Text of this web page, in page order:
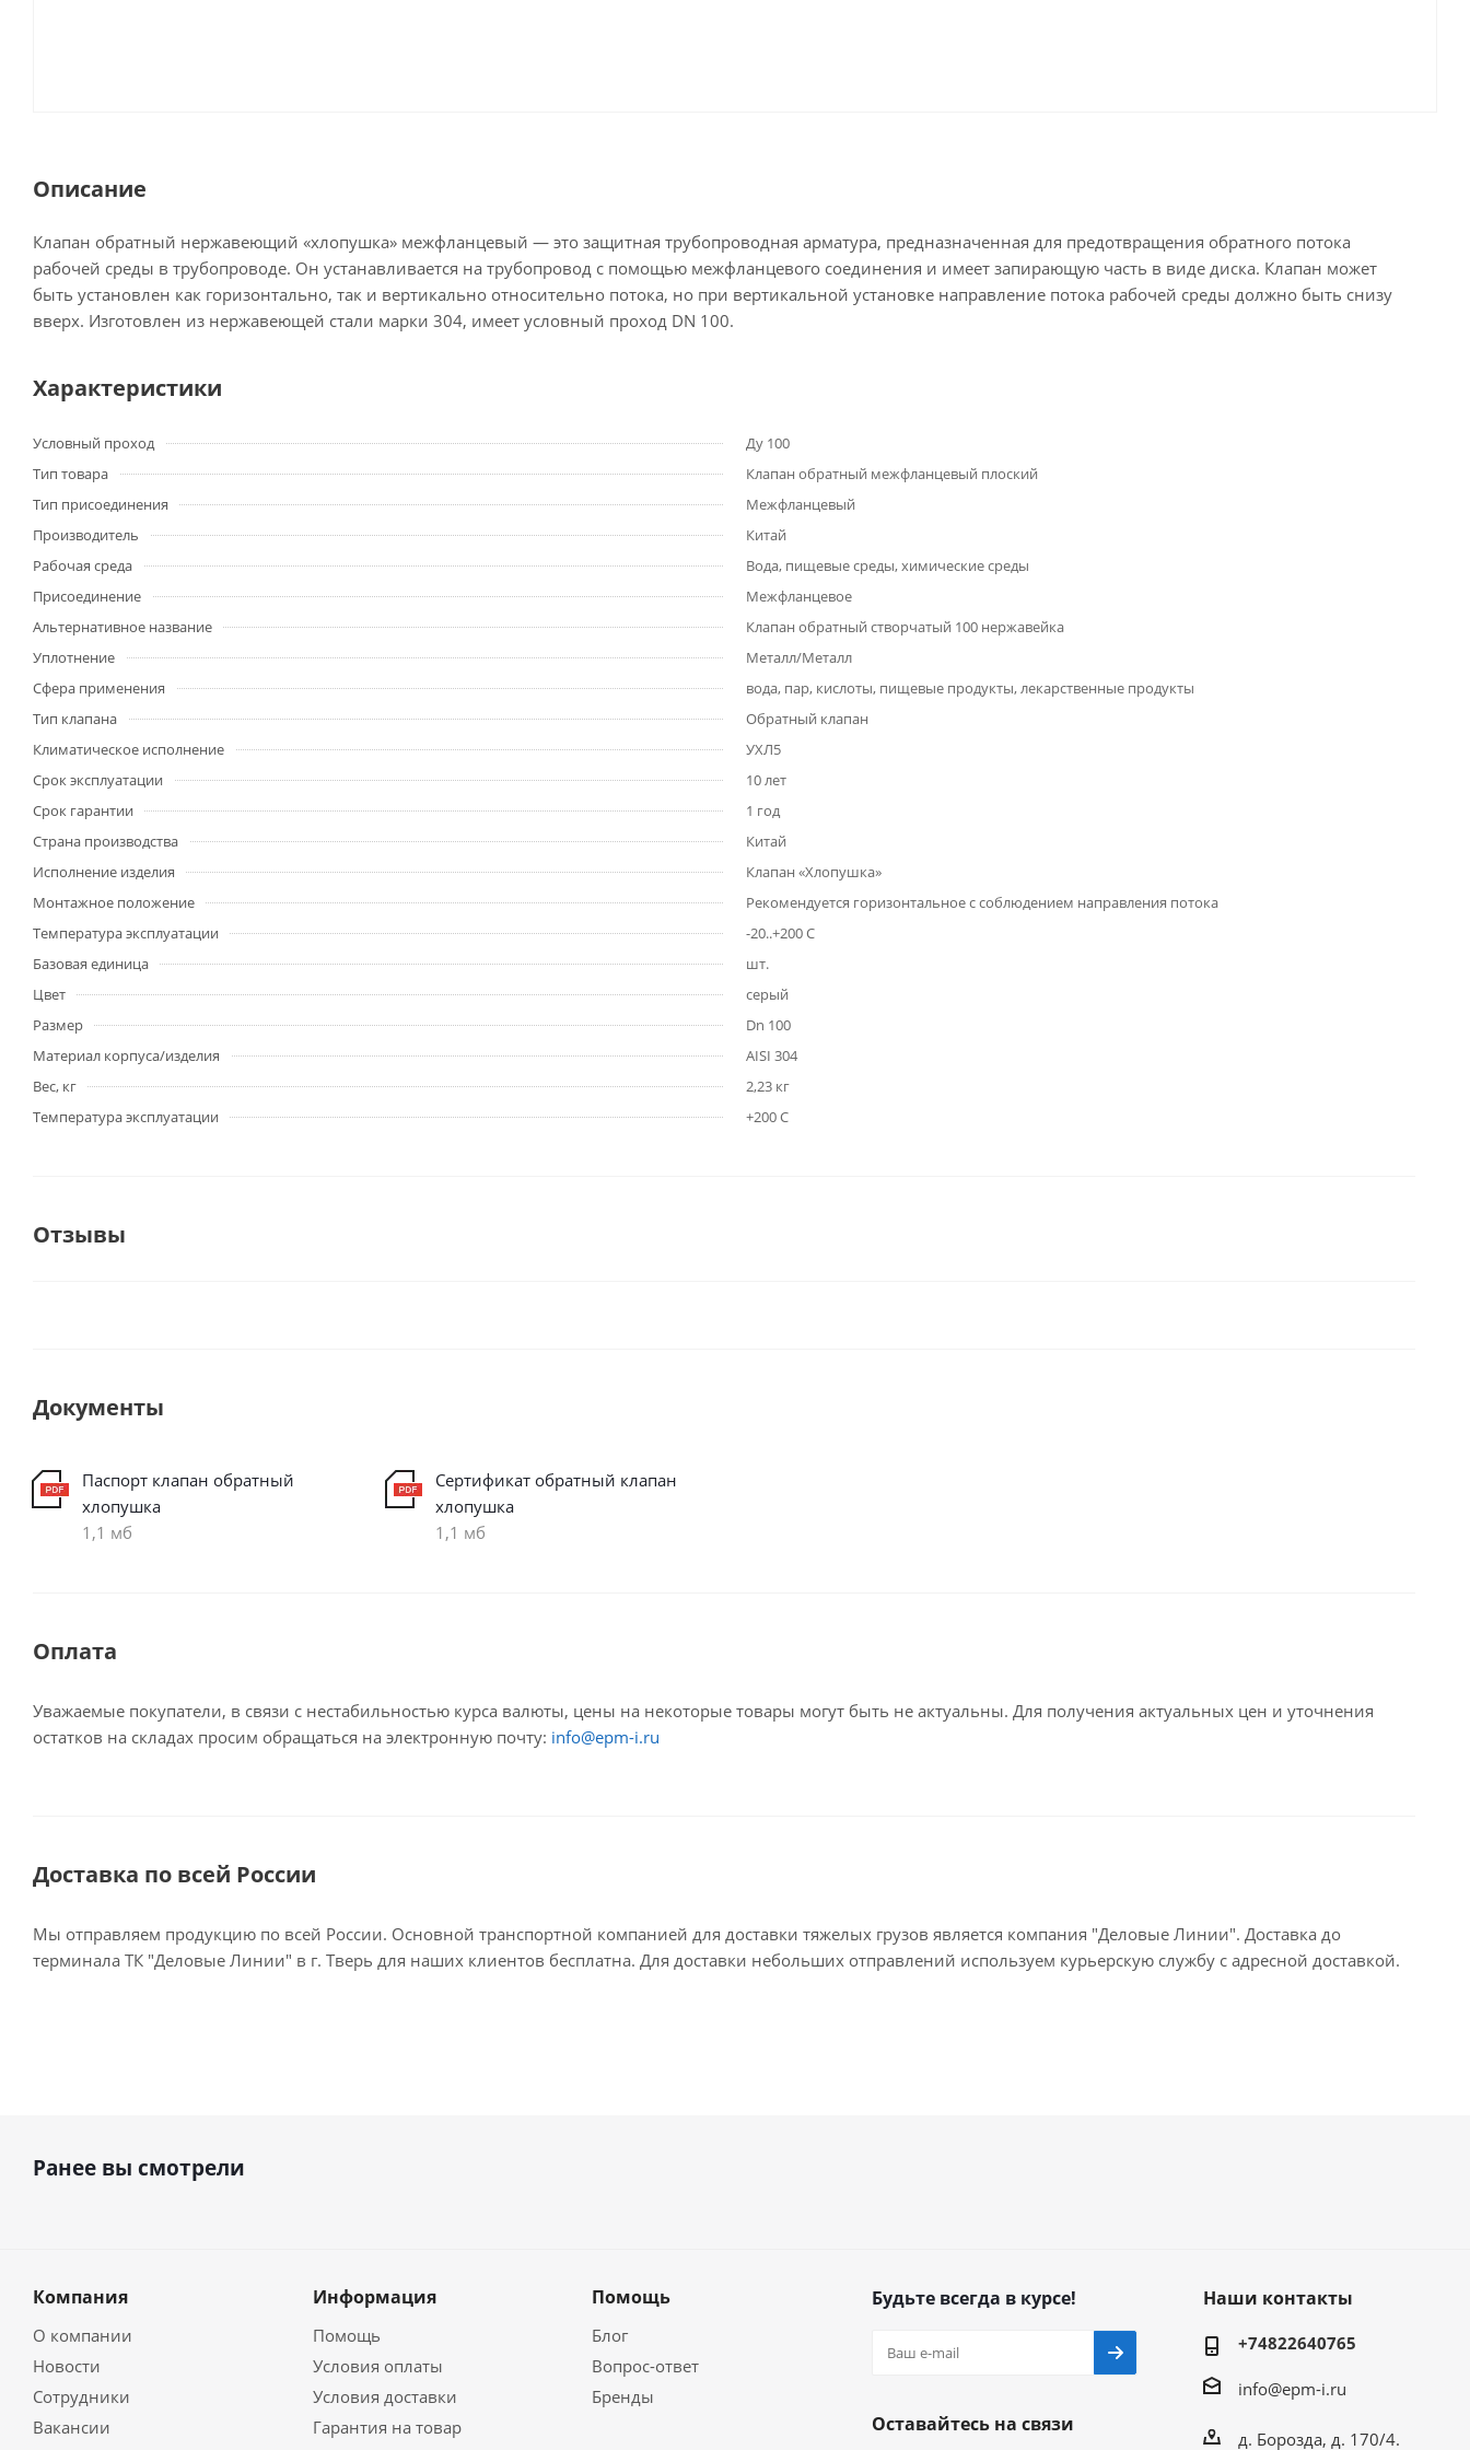
Описание
Клапан обратный нержавеющий «хлопушка» межфланцевый — это защитная трубопроводная арматура, предназначенная для предотвращения обратного потока
рабочей среды в трубопроводе. Он устанавливается на трубопровод с помощью межфланцевого соединения и имеет запирающую часть в виде диска. Клапан может
быть установлен как горизонтально, так и вертикально относительно потока, но при вертикальной установке направление потока рабочей среды должно быть снизу
вверх. Изготовлен из нержавеющей стали марки 304, имеет условный проход DN 100.
Характеристики
Условный проход
Ду 100
Тип товара
Клапан обратный межфланцевый плоский
Тип присоединения
Межфланцевый
Производитель
Китай
Рабочая среда
Вода, пищевые среды, химические среды
Присоединение
Межфланцевое
Альтернативное название
Клапан обратный створчатый 100 нержавейка
Уплотнение
Металл/Металл
Сфера применения
вода, пар, кислоты, пищевые продукты, лекарственные продукты
Тип клапана
Обратный клапан
Климатическое исполнение
УХЛ5
Срок эксплуатации
10 лет
Срок гарантии
1 год
Страна производства
Китай
Исполнение изделия
Клапан «Хлопушка»
Монтажное положение
Рекомендуется горизонтальное с соблюдением направления потока
Температура эксплуатации
-20..+200 С
Базовая единица
шт.
Цвет
серый
Размер
Dn 100
Материал корпуса/изделия
AISI 304
Вес, кг
2,23 кг
Температура эксплуатации
+200 С
Отзывы
Документы
Паспорт клапан обратный
хлопушка
1,1 мб
Сертификат обратный клапан
хлопушка
1,1 мб
Оплата
Уважаемые покупатели, в связи с нестабильностью курса валюты, цены на некоторые товары могут быть не актуальны. Для получения актуальных цен и уточнения
остатков на складах просим обращаться на электронную почту: info@epm-i.ru
Доставка по всей России
Мы отправляем продукцию по всей России. Основной транспортной компанией для доставки тяжелых грузов является компания "Деловые Линии". Доставка до
терминала ТК "Деловые Линии" в г. Тверь для наших клиентов бесплатна. Для доставки небольших отправлений используем курьерскую службу с адресной доставкой.
Ранее вы смотрели
Компания
О компании
Новости
Сотрудники
Вакансии
Информация
Помощь
Условия оплаты
Условия доставки
Гарантия на товар
Помощь
Блог
Вопрос-ответ
Бренды
Будьте всегда в курсе!
Оставайтесь на связи
Наши контакты
+74822640765
info@epm-i.ru
д. Борозда, д. 170/4.